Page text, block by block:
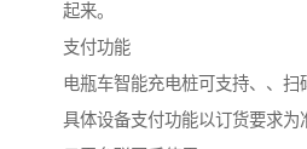
起来。
支付功能
电瓶车智能充电桩可支持、、扫
具体设备支付功能以订货要求为